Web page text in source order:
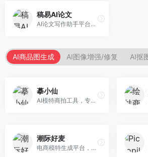
稿易AI论文
AI论文写作助手平台，提供智能化学术写作支持。面向高校学生，支持多种论文类型生成，提供参考文献管理和格式规范服务，操作流程简单。
AI商品图生成 AI图像增强/修复 AI抠
摹小仙
AI模特商拍工具，专注于服装电商。面向服装电商卖家，提供虚拟模特试穿、商品展示图生成等服务，模特形象多样，拍摄成本低。
潮际好麦
电商模特生成平台，支持AI虚拟模特创作。面向服装和配饰电商，提供模特试穿、商品展示、营销素材生成等服务，模特形象可定制。